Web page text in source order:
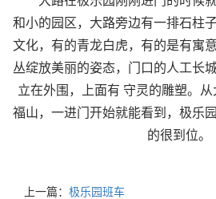
和小的园区，大路旁边有一排石柱
文化，有的青龙白虎，有的是有寓
丛绽放美丽的姿态，门口的人工长
立在外围，上面有 守灵的雕塑。
福山，一进门开始就能看到，极乐
的很到位。
上一篇： 极乐园班车